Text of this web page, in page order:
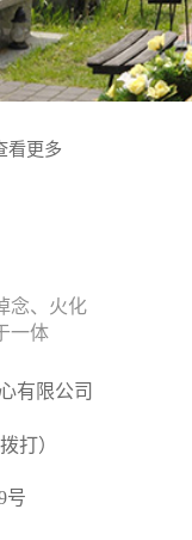
看更多
念、火化
一体
有限公司
打）
号